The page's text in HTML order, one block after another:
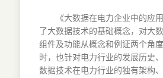
《大数据在电力企业中的应用
了大数据技术的基础概念，对大
组件及功能从概念和例证两个角
时，也针对电力行业的发展历史
数据技术在电力行业的独有架构